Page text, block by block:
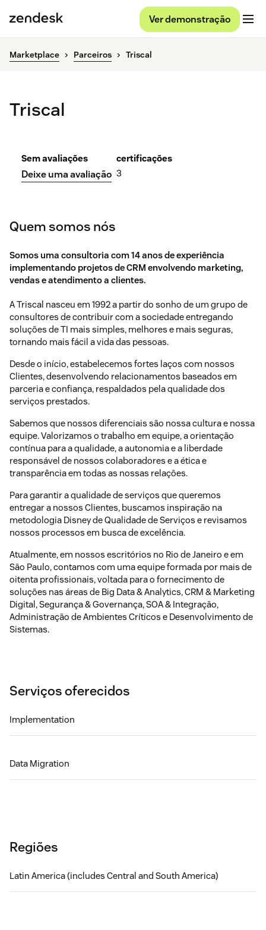
Ver demonstração
Marketplace Parceiros Triscal
Triscal
Sem avaliações
Deixe uma avaliação
certificações
3
Quem somos nós
Somos uma consultoria com 14 anos de experiência
implementando projetos de CRM envolvendo marketing,
vendas e atendimento a clientes.
A Triscal nasceu em 1992 a partir do sonho de um grupo de
consultores de contribuir com a sociedade entregando
soluções de TI mais simples, melhores e mais seguras,
tornando mais fácil a vida das pessoas.
Desde o início, estabelecemos fortes laços com nossos
Clientes, desenvolvendo relacionamentos baseados em
parceria e confiança, respaldados pela qualidade dos
serviços prestados.
Sabemos que nossos diferenciais são nossa cultura e nossa
equipe. Valorizamos o trabalho em equipe, a orientação
contínua para a qualidade, a autonomia e a liberdade
responsável de nossos colaboradores e a ética e
transparência em todas as nossas relações.
Para garantir a qualidade de serviços que queremos
entregar a nossos Clientes, buscamos inspiração na
metodologia Disney de Qualidade de Serviços e revisamos
nossos processos em busca de excelência.
Atualmente, em nossos escritórios no Rio de Janeiro e em
São Paulo, contamos com uma equipe formada por mais de
oitenta profissionais, voltada para o fornecimento de
soluções nas áreas de Big Data & Analytics, CRM & Marketing
Digital, Segurança & Governança, SOA & Integração,
Administração de Ambientes Críticos e Desenvolvimento de
Sistemas.
Serviços oferecidos
Implementation
Data Migration
Regiões
Latin America (includes Central and South America)